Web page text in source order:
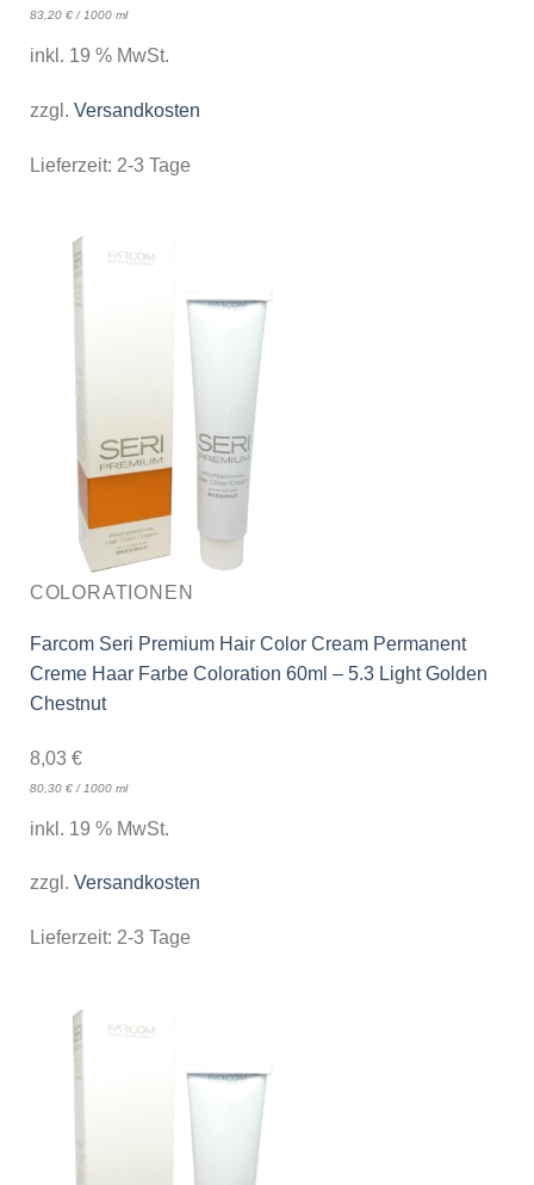
83,20 €/ 1000 ml
inkl. 19 % MwSt.
zzgl. Versandkosten
Lieferzeit: 2-3 Tage
COLORATIONEN
Farcom Seri Premium Hair Color Cream Permanent
Creme Haar Farbe Coloration 60ml – 5.3 Light Golden
Chestnut
8,03 €
80,30 €/ 1000 ml
inkl. 19 % MwSt.
zzgl. Versandkosten
Lieferzeit: 2-3 Tage